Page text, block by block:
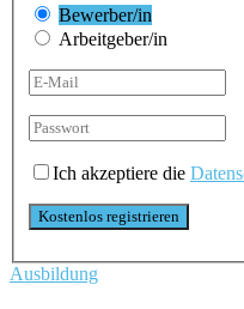
Bewerber/in
Arbeitgeber/in
Ich akzeptiere die
Ausbildung